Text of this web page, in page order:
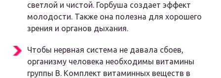
светлой и чистой. Горбуша создает эффект
молодости. Также она полезна для хорошего
зрения и органов дыхания.
Чтобы нервная система не давала сбоев,
организму человека необходимы витамины
группы В. Комплект витаминных веществ в